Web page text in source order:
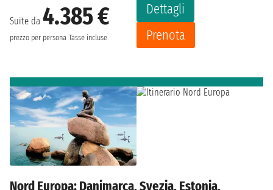
Suite da 4.385 €
prezzo per persona Tasse incluse
Dettagli
Prenota
Nord Europa: Danimarca, Svezia, Estonia,